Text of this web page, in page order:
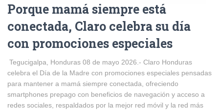
Porque mamá siempre está
conectada, Claro celebra su día
con promociones especiales
Tegucigalpa, Honduras 08 de mayo 2026.- Claro Honduras
celebra el Día de la Madre con promociones especiales pensadas
para mantener a mamá siempre conectada, ofreciendo
smartphones prepago con beneficios de navegación y acceso a
redes sociales, respaldados por la mejor red móvil y la red más